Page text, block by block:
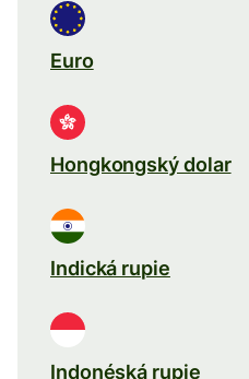
Euro
Hongkongský dolar
Indická rupie
Indonéská rupie